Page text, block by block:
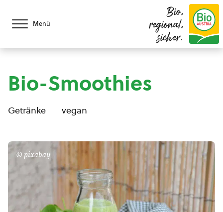
Menü
Bio,
regional,
sicher.
Bio-Smoothies
Getränke vegan
© pixabay